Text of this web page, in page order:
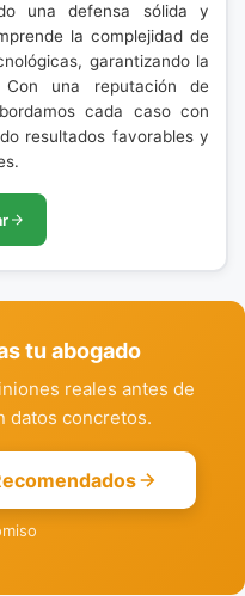
una defensa sólida y
la complejidad de
garantizando la
una reputación de
cada caso con
resultados favorables y
tu abogado
reales antes de
datos concretos.